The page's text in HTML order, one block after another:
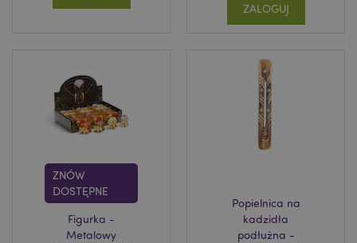
ZALOGUJ
ZNÓW
DOSTĘPNE
Figurka -
Metalowy
Popielnica na
kadzidła
podłużna -